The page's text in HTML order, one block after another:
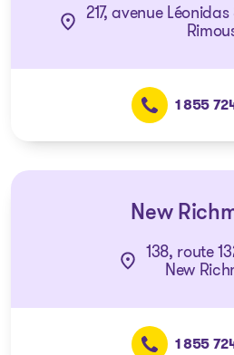
217, avenue
1 855
New
138, route
New
1 855